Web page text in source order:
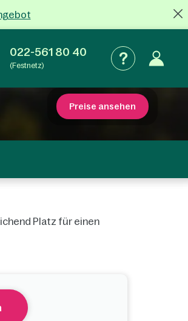
022-561 80 40
(Festnetz)
Preise ansehen
Platz für einen